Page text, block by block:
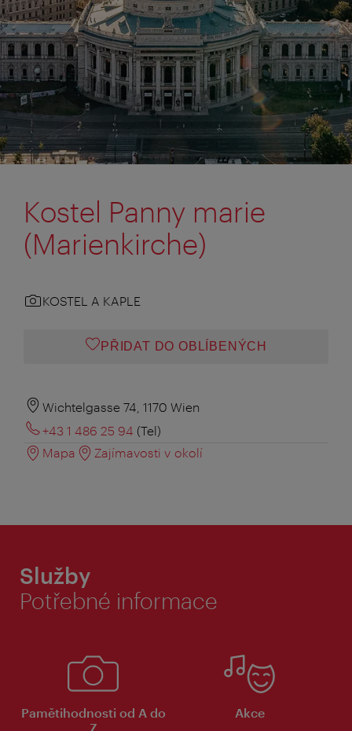
Kostel Panny marie
(Marienkirche)
KOSTEL A KAPLE
PŘIDAT DO OBLÍBENÝCH
Wichtelgasse 74, 1170 Wien
+43 1 486 25 94 (Tel)
Mapa
Zajímavosti v okolí
Služby
Potřebné informace
Pamětihodnosti od A do
Z
Akce